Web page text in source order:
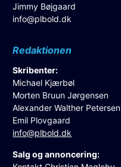
Jimmy Bøjgaard
info@plbold.dk
Redaktionen
Skribenter:
Michael Kjærbøl
Morten Bruun Jørgensen
Alexander Walther Petersen
Emil Plovgaard
info@plbold.dk
Salg og annoncering: